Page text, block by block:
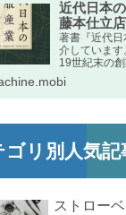
近代日本
藤本仕立
著書『近代
介していま
19世紀末の
までの約半
市の藤本家
代日本経済
しくまとめ
ゴリ別人気記
ストロー